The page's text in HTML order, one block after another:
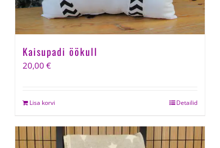
Kaisupadi öökull
20,00 €
Lisa korvi Detailid